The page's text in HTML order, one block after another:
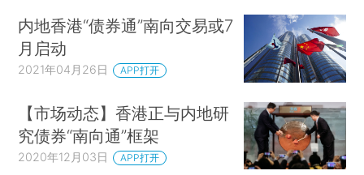
内地香港“债券通”南向交易或7
月启动
2021年04月26日 APP打开
【市场动态】香港正与内地研
究债券“南向通”框架
2020年12月03日 APP打开